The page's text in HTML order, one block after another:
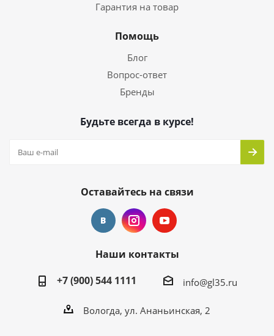
Гарантия на товар
Помощь
Блог
Вопрос-ответ
Бренды
Будьте всегда в курсе!
Оставайтесь на связи
Наши контакты
+7 (900) 544 1111
info@gl35.ru
Вологда, ул. Ананьинская, 2